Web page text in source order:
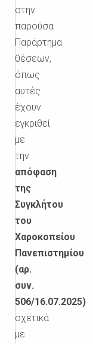
στην
παρούσα
Παράρτημα
θέσεων,
όπως
αυτές
έχουν
εγκριθεί
με
την
απόφαση
της
Συγκλήτου
του
Χαροκοπείου
Πανεπιστημίου
(αρ.
συν.
506/16.07.2025)
σχετικά
με